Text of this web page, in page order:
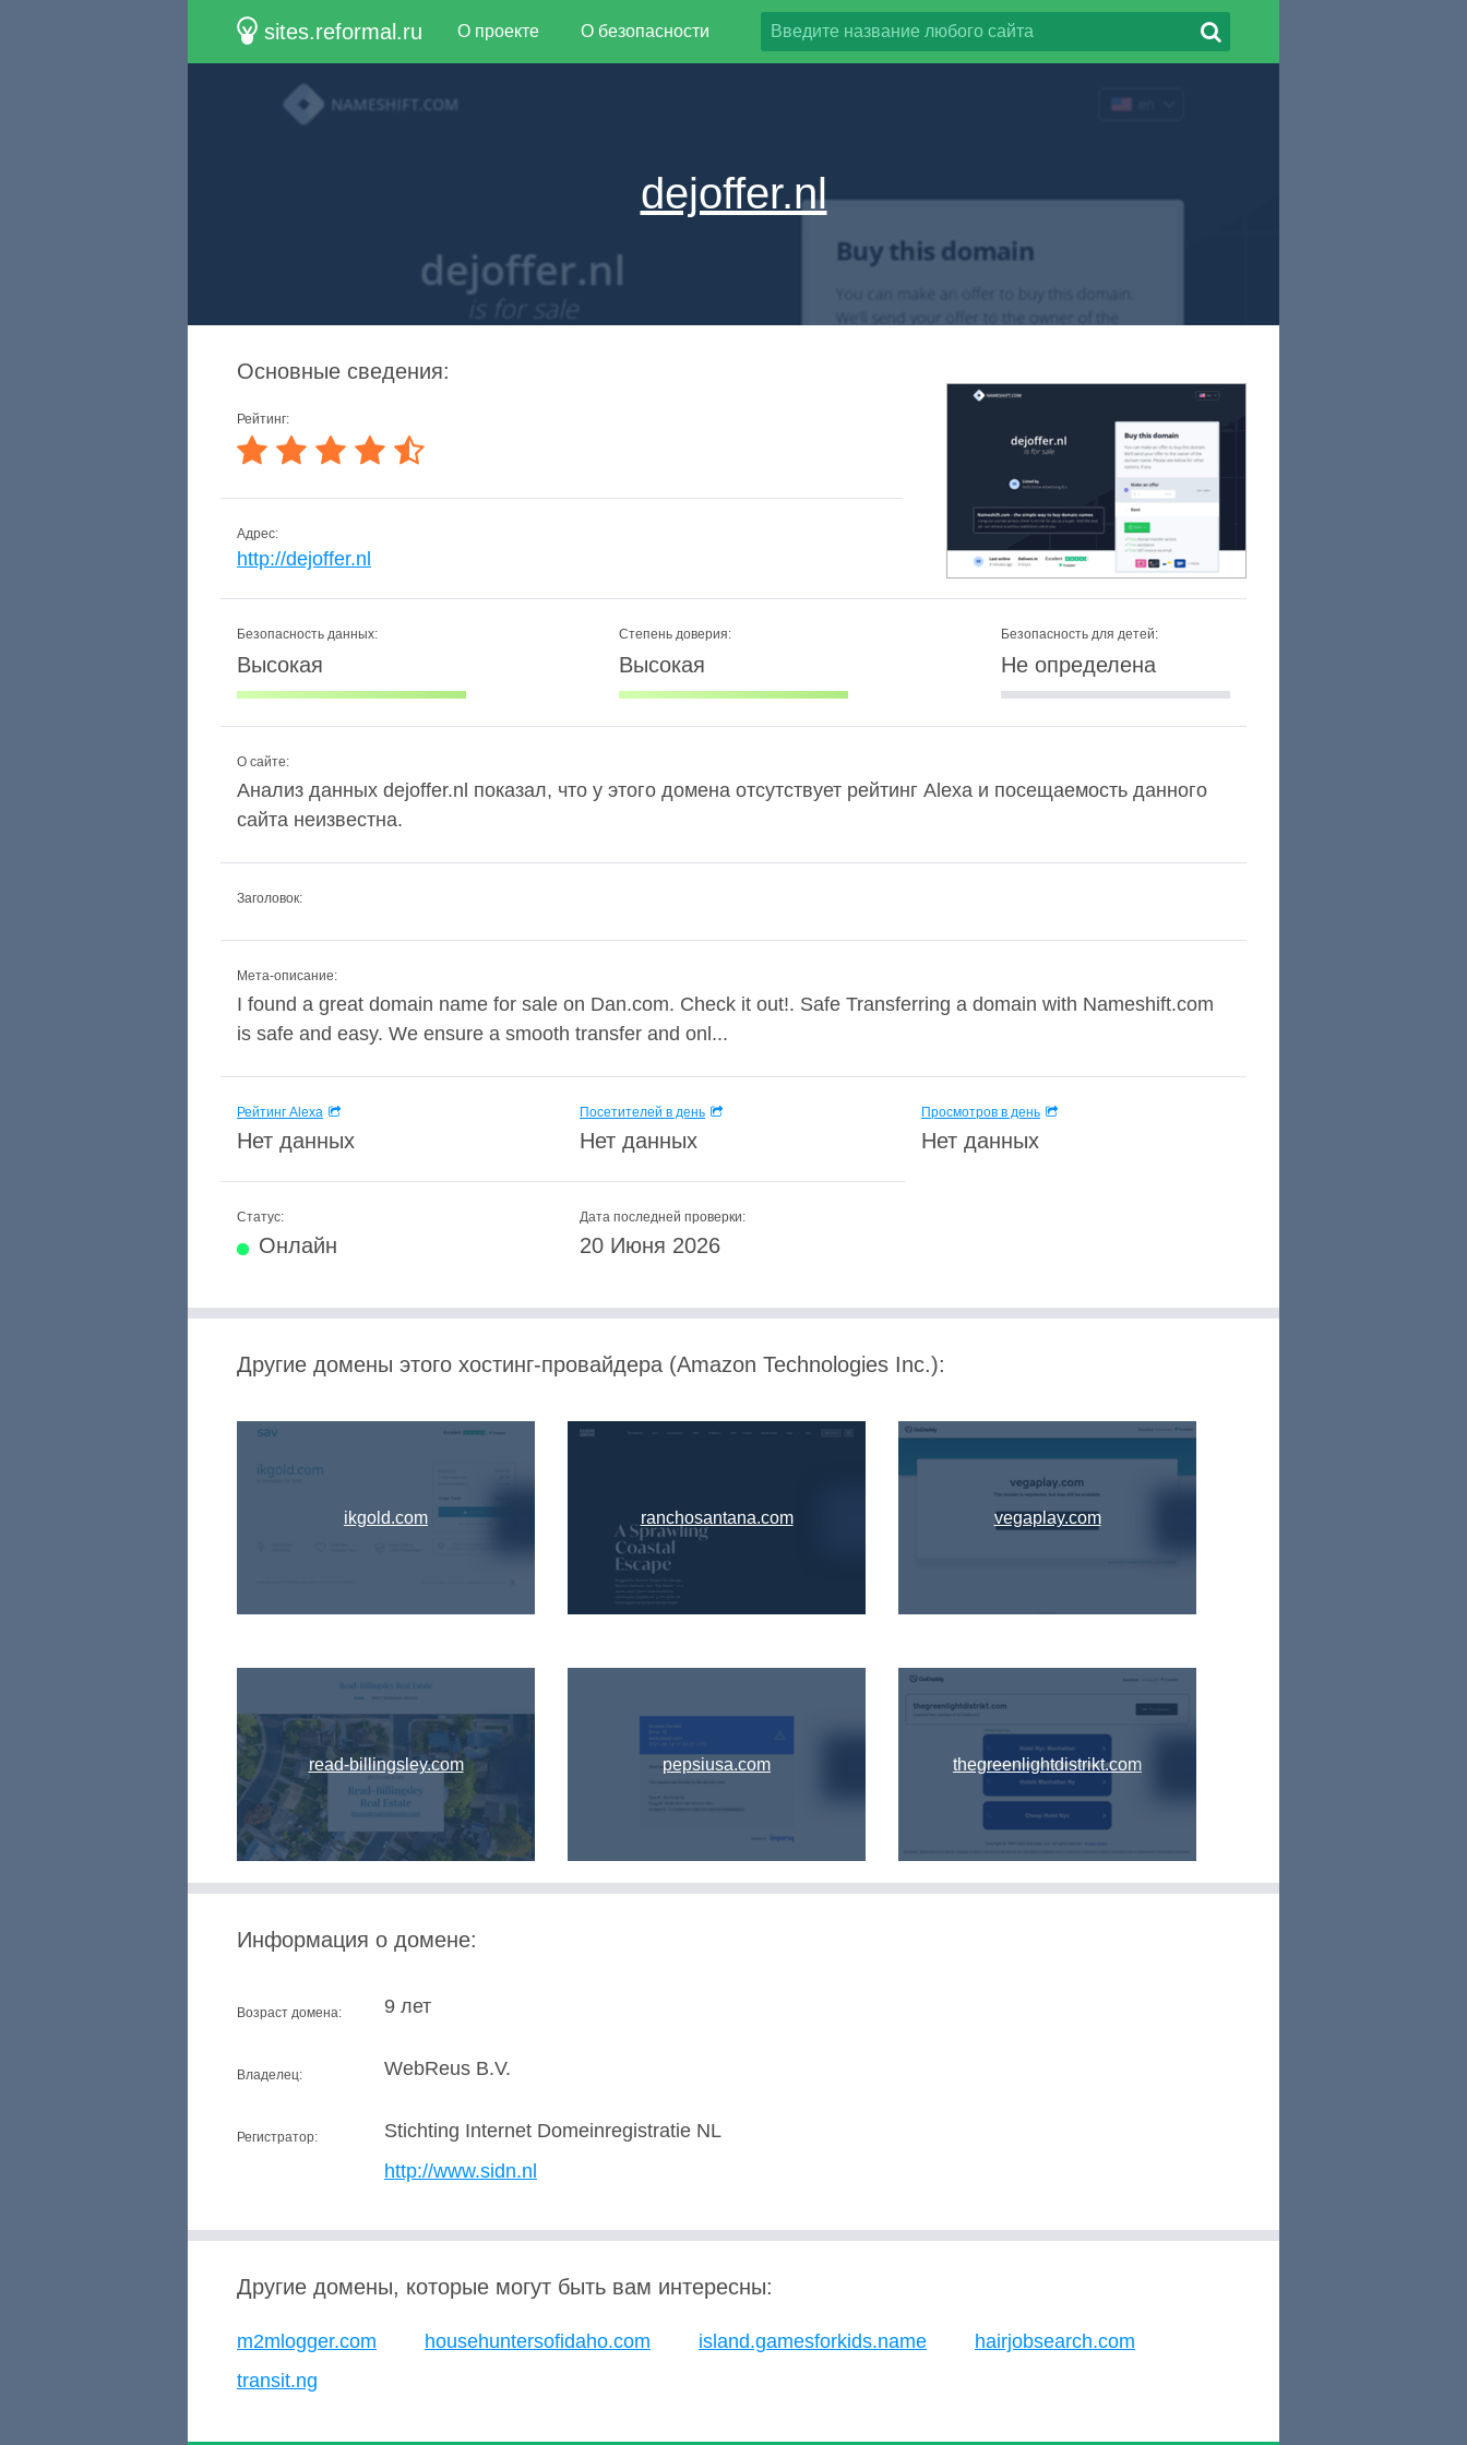
sites.reformal.ru О проекте О безопасности
dejoffer.nl
Основные сведения:
Рейтинг:
Адрес:
http://dejoffer.nl
Безопасность данных:
Высокая
Степень доверия:
Высокая
Безопасность для детей:
Не определена
О сайте:
Анализ данных dejoffer.nl показал, что у этого домена отсутствует рейтинг Alexa и посещаемость данного
сайта неизвестна.
Заголовок:
Мета-описание:
I found a great domain name for sale on Dan.com. Check it out!. Safe Transferring a domain with Nameshift.com
is safe and easy. We ensure a smooth transfer and onl...
Рейтинг Alexa
Нет данных
Посетителей в день
Нет данных
Просмотров в день
Нет данных
Статус:
Онлайн
Дата последней проверки:
20 Июня 2026
Другие домены этого хостинг-провайдера (Amazon Technologies Inc.):
ikgold.com
read-billingsley.com
ranchosantana.com
pepsiusa.com
vegaplay.com
thegreenlightdistrikt.com
Информация о домене:
Возраст домена: 9 лет
Владелец: WebReus B.V.
Регистратор:
Stichting Internet Domeinregistratie NL
http://www.sidn.nl
Другие домены, которые могут быть вам интересны:
m2mlogger.com househuntersofidaho.com island.gamesforkids.name
hairjobsearch.com
transit.ng